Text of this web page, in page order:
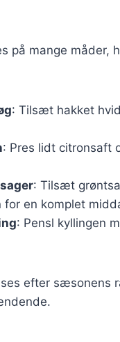
på mange
: Tilsæt hakket
: Pres lidt citronsaft
: Tilsæt
en komplet
: Pensl kyllingen
efter sæsonens